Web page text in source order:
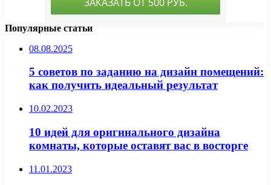
Популярные статьи
08.08.2025
5 советов по заданию на дизайн помещений:
как получить идеальный результат
10.02.2023
10 идей для оригинального дизайна
комнаты, которые оставят вас в восторге
11.01.2023